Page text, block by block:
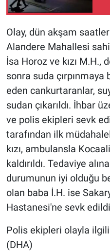
Olay, dün akşam
Alandere Mahallesi
İsa Horoz ve kızı
sonra suda çırpınmaya
eden cankurtaranlar,
sudan çıkarıldı. İhbar
ve polis ekipleri sevk
tarafından ilk
kızı, ambulansla
kaldırıldı. Tedaviye
durumunun iyi olduğu
olan baba İ.H. ise
Hastanesi'ne sevk
Polis ekipleri olayla
(DHA)
İlan
Kimdir
Koronavirüs
Kültür Sanat
Ne demişti
Nedir
Popüler
Programlar
Sağlık
Spor